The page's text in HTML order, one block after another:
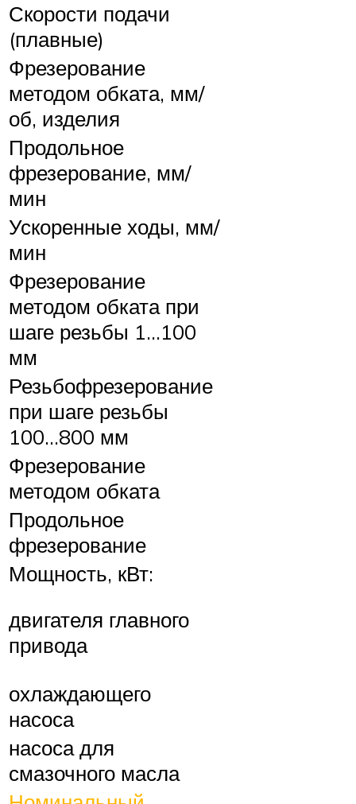
Скорости подачи
(плавные)
Фрезерование
методом обката, мм/
об, изделия
Продольное
фрезерование, мм/
мин
Ускоренные ходы, мм/
мин
Фрезерование
методом обката при
шаге резьбы 1…100
мм
Резьбофрезерование
при шаге резьбы
100…800 мм
Фрезерование
методом обката
Продольное
фрезерование
Мощность, кВт:
двигателя главного
привода
охлаждающего
насоса
насоса для
смазочного масла